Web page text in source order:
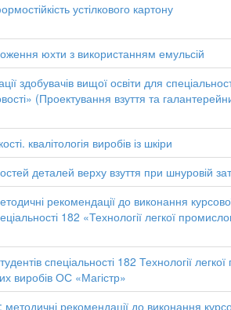
устілкового картону
юхти з використанням емульсій
здобувачів вищої освіти для
(Проектування взуття та
квалітологія виробів із шкіри
деталей верху взуття при шнуровій
рекомендації до виконання
182 «Технології легкої
спеціальності 182 Технології
виробів ОС «Магістр»
рекомендації до виконання